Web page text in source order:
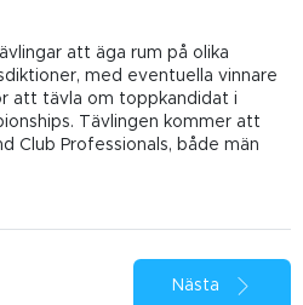
att äga rum på olika
med eventuella vinnare
att tävla om toppkandidat i
Tävlingen kommer att
Club Professionals, både män
Nästa